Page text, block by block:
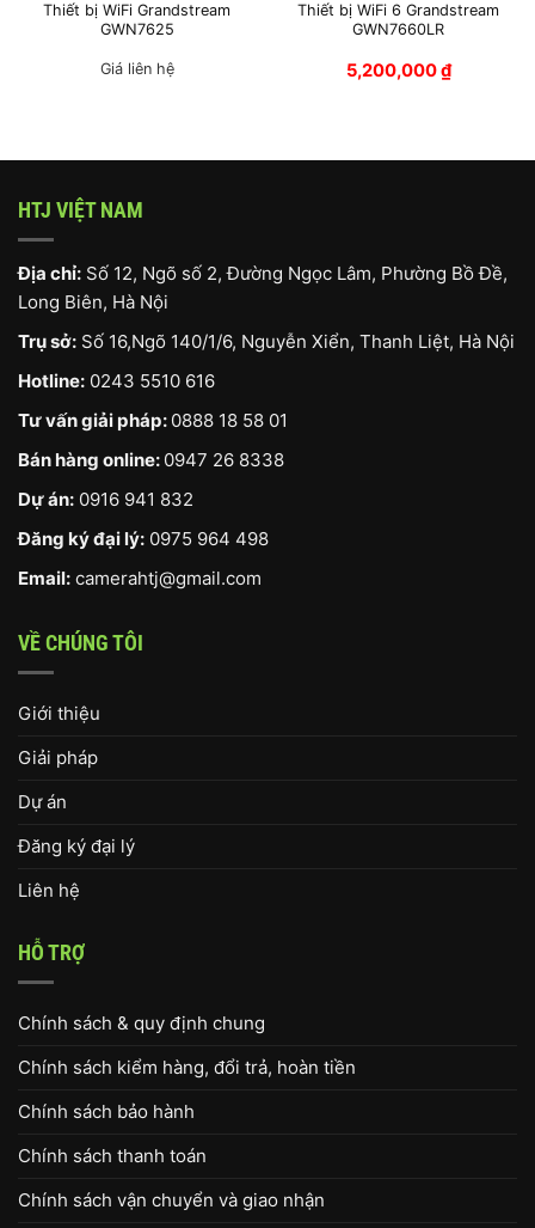
Thiết bị WiFi Grandstream
GWN7625
Giá liên hệ
Thiết bị WiFi 6 Grandstream
GWN7660LR
5,200,000₫
HTJ VIỆT NAM
Địa chỉ: Số 12, Ngõ số 2, Đường Ngọc Lâm, Phường Bồ Đề,
Long Biên, Hà Nội
Trụ sở: Số 16,Ngõ 140/1/6, Nguyễn Xiển, Thanh Liệt, Hà Nội
Hotline: 0243 5510 616
Tư vấn giải pháp: 0888 18 58 01
Bán hàng online: 0947 26 8338
Dự án: 0916 941 832
Đăng ký đại lý: 0975 964 498
Email: camerahtj@gmail.com
VỀ CHÚNG TÔI
Giới thiệu
Giải pháp
Dự án
Đăng ký đại lý
Liên hệ
HỖ TRỢ
Chính sách & quy định chung
Chính sách kiểm hàng, đổi trả, hoàn tiền
Chính sách bảo hành
Chính sách thanh toán
Chính sách vận chuyển và giao nhận